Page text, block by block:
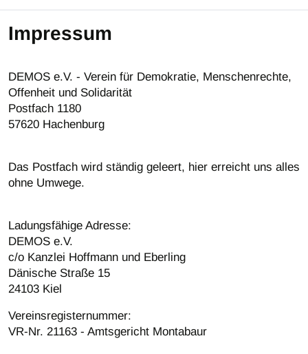
Impressum
DEMOS e.V. - Verein für Demokratie, Menschenrechte,
Offenheit und Solidarität
Postfach 1180
57620 Hachenburg
Das Postfach wird ständig geleert, hier erreicht uns alles
ohne Umwege.
Ladungsfähige Adresse:
DEMOS e.V.
c/o Kanzlei Hoffmann und Eberling
Dänische Straße 15
24103 Kiel
Vereinsregisternummer:
VR-Nr. 21163 - Amtsgericht Montabaur